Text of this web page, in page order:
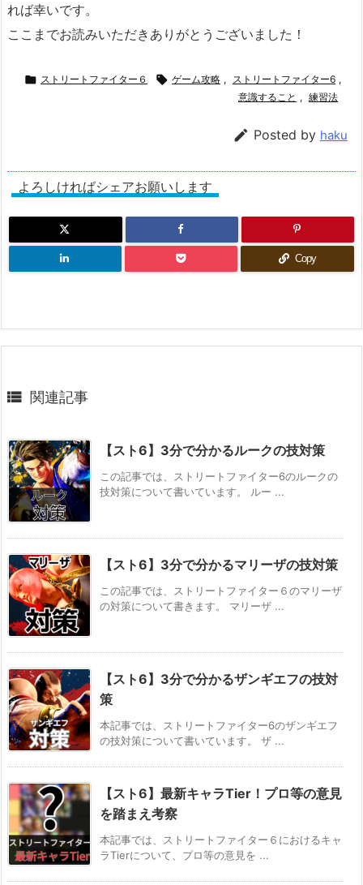
れば幸いです。
ここまでお読みいただきありがとうございました！
 ストリートファイター６  ゲーム攻略 , ストリートファイター6 ,
意識すること , 練習法
 Posted by haku
よろしければシェアお願いします
Copy
 関連記事
【スト6】3分で分かるルークの技対策
この記事では、ストリートファイター6のルークの
技対策について書いています。 ルー ...
【スト6】3分で分かるマリーザの技対策
この記事では、ストリートファイター６のマリーザ
の対策について書きます。 マリーザ ...
【スト6】3分で分かるザンギエフの技対
策
本記事では、ストリートファイター6のザンギエフ
の技対策について書いています。 ザ ...
【スト6】最新キャラTier！プロ等の意見
を踏まえ考察
本記事では、ストリートファイター６におけるキャ
ラTierについて、プロ等の意見を ...